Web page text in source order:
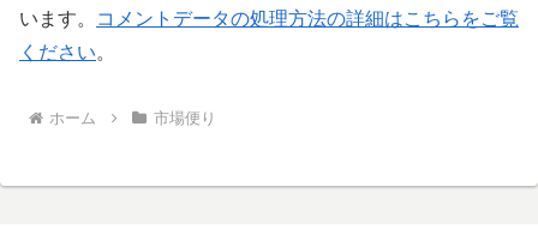
います。
コメントデータの処理方法の詳細はこちらをご覧
ください。
ホーム 市場便り